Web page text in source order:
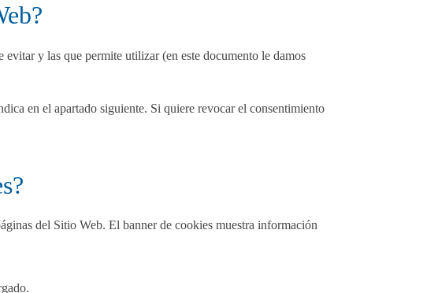
y las que permite utilizar (en este documento le damos
en el apartado siguiente. Si quiere revocar el consentimiento
del Sitio Web. El banner de cookies muestra información